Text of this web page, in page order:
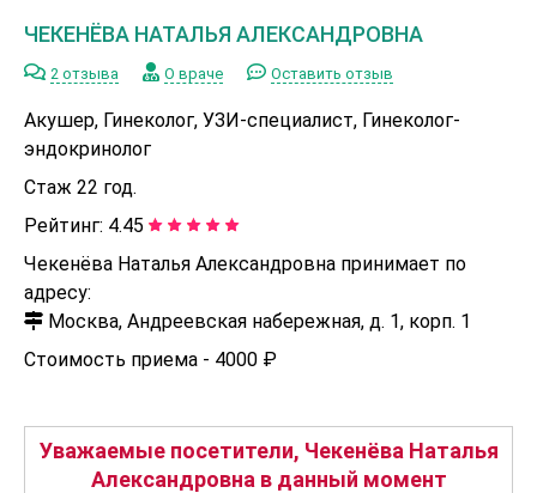
ЧЕКЕНЁВА НАТАЛЬЯ АЛЕКСАНДРОВНА
2 отзыва О враче Оставить отзыв
Акушер, Гинеколог, УЗИ-специалист, Гинеколог-
эндокринолог
Стаж 22 год.
Рейтинг: 4.45
Чекенёва Наталья Александровна принимает по
адресу:
Москва, Андреевская набережная, д. 1, корп. 1
Стоимость приема - 4000 ₽
Уважаемые посетители, Чекенёва Наталья
Александровна в данный момент